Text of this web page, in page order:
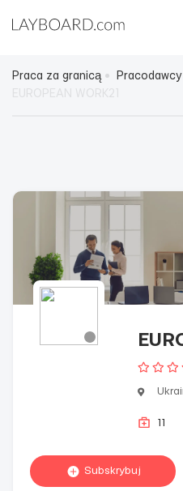
Praca za granicą Pracodawcy
11
Subskrybuj